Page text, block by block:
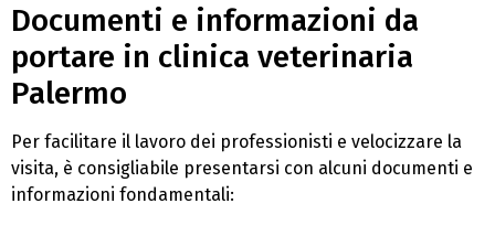
Documenti e informazioni da
portare in clinica veterinaria
Palermo
Per facilitare il lavoro dei professionisti e velocizzare la
visita, è consigliabile presentarsi con alcuni documenti e
informazioni fondamentali: